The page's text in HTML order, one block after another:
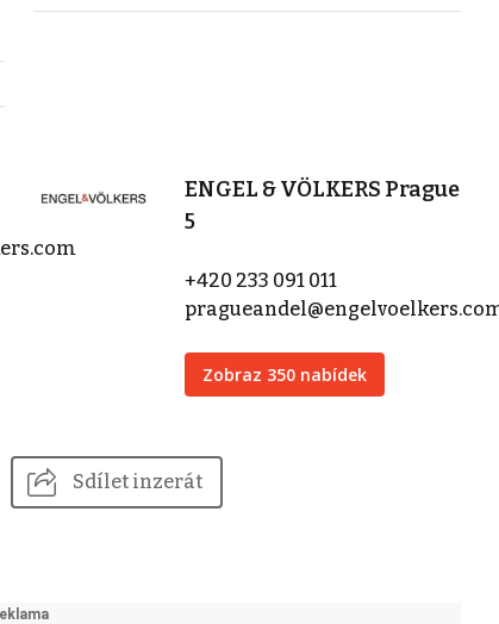
ENGEL & VÖLKERS Prague
5
+420 233 091 011
Zobraz 350 nabídek
Sdílet inzerát